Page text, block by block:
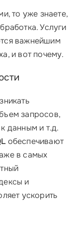
то уже знаете,
Услуги
важнейшим
и вот почему.
запросов,
данным и т.д.
обеспечивают
в самых
и
ускорить